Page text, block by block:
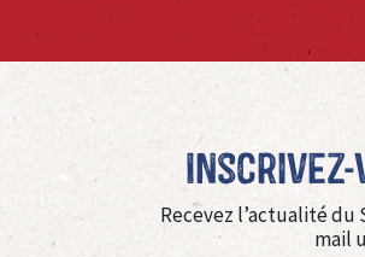
Recevez l’actualité du
mail